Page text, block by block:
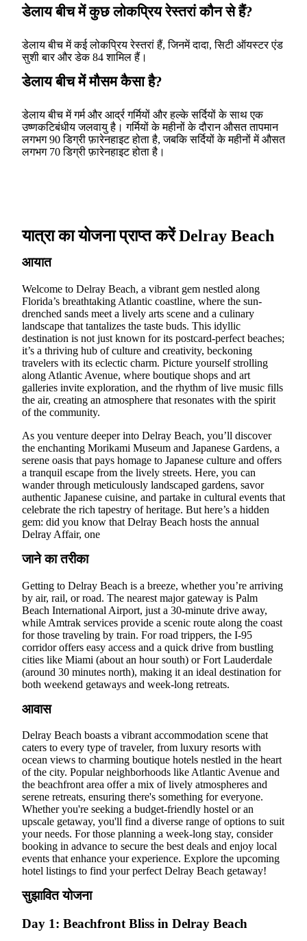
डेलाय बीच में कुछ लोकप्रिय रेस्तरां कौन से हैं?
डेलाय बीच में कई लोकप्रिय रेस्तरां हैं, जिनमें दादा, सिटी ऑयस्टर एंड
सुशी बार और डेक 84 शामिल हैं।
डेलाय बीच में मौसम कैसा है?
डेलाय बीच में गर्म और आर्द्र गर्मियों और हल्के सर्दियों के साथ एक
उष्णकटिबंधीय जलवायु है। गर्मियों के महीनों के दौरान औसत तापमान
लगभग 90 डिग्री फ़ारेनहाइट होता है, जबकि सर्दियों के महीनों में औसत
लगभग 70 डिग्री फ़ारेनहाइट होता है।
यात्रा का योजना प्राप्त करें Delray Beach
आयात
Welcome to Delray Beach, a vibrant gem nestled along
Florida’s breathtaking Atlantic coastline, where the sun-
drenched sands meet a lively arts scene and a culinary
landscape that tantalizes the taste buds. This idyllic
destination is not just known for its postcard-perfect beaches;
it’s a thriving hub of culture and creativity, beckoning
travelers with its eclectic charm. Picture yourself strolling
along Atlantic Avenue, where boutique shops and art
galleries invite exploration, and the rhythm of live music fills
the air, creating an atmosphere that resonates with the spirit
of the community.
As you venture deeper into Delray Beach, you’ll discover
the enchanting Morikami Museum and Japanese Gardens, a
serene oasis that pays homage to Japanese culture and offers
a tranquil escape from the lively streets. Here, you can
wander through meticulously landscaped gardens, savor
authentic Japanese cuisine, and partake in cultural events that
celebrate the rich tapestry of heritage. But here’s a hidden
gem: did you know that Delray Beach hosts the annual
Delray Affair, one
जाने का तरीका
Getting to Delray Beach is a breeze, whether you’re arriving
by air, rail, or road. The nearest major gateway is Palm
Beach International Airport, just a 30-minute drive away,
while Amtrak services provide a scenic route along the coast
for those traveling by train. For road trippers, the I-95
corridor offers easy access and a quick drive from bustling
cities like Miami (about an hour south) or Fort Lauderdale
(around 30 minutes north), making it an ideal destination for
both weekend getaways and week-long retreats.
आवास
Delray Beach boasts a vibrant accommodation scene that
caters to every type of traveler, from luxury resorts with
ocean views to charming boutique hotels nestled in the heart
of the city. Popular neighborhoods like Atlantic Avenue and
the beachfront area offer a mix of lively atmospheres and
serene retreats, ensuring there's something for everyone.
Whether you're seeking a budget-friendly hostel or an
upscale getaway, you'll find a diverse range of options to suit
your needs. For those planning a week-long stay, consider
booking in advance to secure the best deals and enjoy local
events that enhance your experience. Explore the upcoming
hotel listings to find your perfect Delray Beach getaway!
सुझावित योजना
Day 1: Beachfront Bliss in Delray Beach